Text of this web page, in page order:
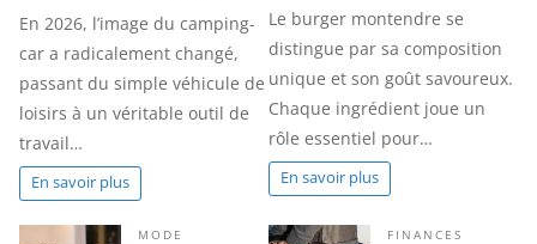
En 2026, l’image du camping-
car a radicalement changé,
passant du simple véhicule de
loisirs à un véritable outil de
travail…
En savoir plus
Le burger montendre se
distingue par sa composition
unique et son goût savoureux.
Chaque ingrédient joue un
rôle essentiel pour…
En savoir plus
MODE FINANCES